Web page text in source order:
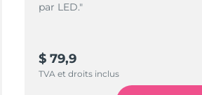
par LED."
$ 79,9
TVA et droits inclus